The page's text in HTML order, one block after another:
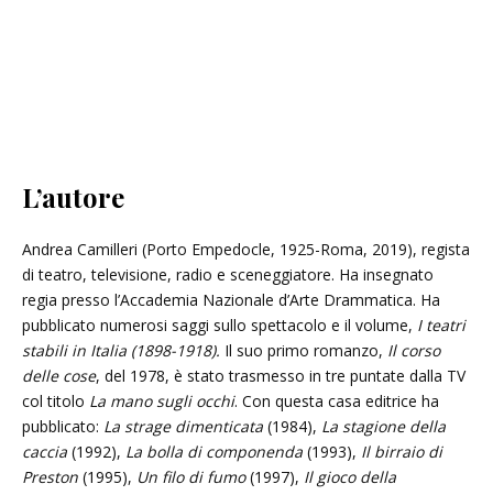
L’autore
Andrea Camilleri (Porto Empedocle, 1925-Roma, 2019), regista
di teatro, televisione, radio e sceneggiatore. Ha insegnato
regia presso l’Accademia Nazionale d’Arte Drammatica. Ha
pubblicato numerosi saggi sullo spettacolo e il volume, I teatri
stabili in Italia (1898-1918). Il suo primo romanzo, Il corso
delle cose, del 1978, è stato trasmesso in tre puntate dalla TV
col titolo La mano sugli occhi. Con questa casa editrice ha
pubblicato: La strage dimenticata (1984), La stagione della
caccia (1992), La bolla di componenda (1993), Il birraio di
Preston (1995), Un filo di fumo(1997), Il gioco della